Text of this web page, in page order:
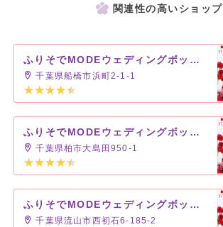
関連性の高いショップ
ふりそでMODEウェディングボックス ららぽーとTOKYO-BAY店(船橋)
千葉県船橋市浜町2-1-1
ふりそでMODEウェディングボックス セブンパークアリオ柏店
千葉県柏市大島田950-1
ふりそでMODEウェディングボックス 流山おおたかの森S・C店
千葉県流山市西初石6-185-2